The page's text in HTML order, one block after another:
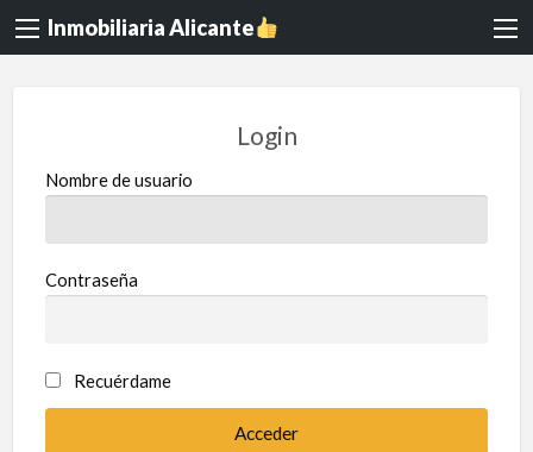
Inmobiliaria Alicante
Login
Nombre de usuario
Contraseña
Recuérdame